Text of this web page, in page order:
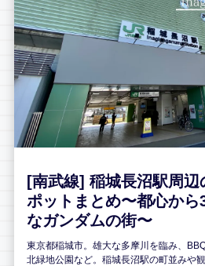
[南武線] 稲城長沼駅周辺
ポットまとめ〜都心から
なガンダムの街〜
東京都稲城市。雄大な多摩川を臨み、
北緑地公園など。稲城長沼駅の町並みや